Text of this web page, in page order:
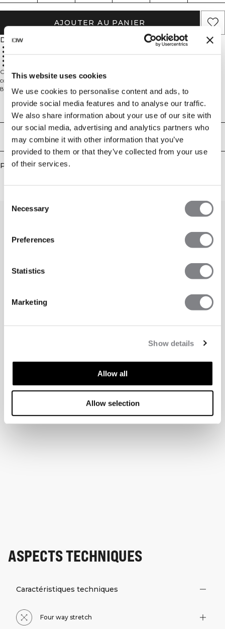
This website uses cookies
We use cookies to personalise content and ads, to
provide social media features and to analyse our traffic.
We also share information about your use of our site with
our social media, advertising and analytics partners who
may combine it with other information that you’ve
provided to them or that they’ve collected from your use
of their services.
Selection
Necessary
Preferences
Statistics
Marketing
Show details
Allow all
Allow selection
AJOUTER AU PANIER
Description
SWEATTECH™
Conçus avec une ceinture avant en forme de V flatteuse, ces leggings sans
couture à taille haute offrent un ajustement serré et sculptant. Fabriqués en
88% polyamide et 12% Lycra, ils disposent d'une extensibilité
multidirectionnelle et de la technologie SWEATTECH™ pour vous garder au
frais et au sec. Anti-transparence et ultra-soutenants, ils sont conçus pour
l'entraînement et le mouvement.
Aspects techniques
Livraison & retours
Produits similaires
ASPECTS TECHNIQUES
Caractéristiques techniques
Four way stretch